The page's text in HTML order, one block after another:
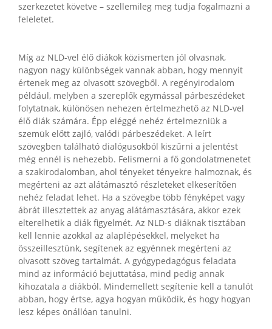
szerkezetet követve – szellemileg meg tudja fogalmazni a
feleletet.
Míg az NLD-vel élő diákok közismerten jól olvasnak,
nagyon nagy különbségek vannak abban, hogy mennyit
értenek meg az olvasott szövegből. A regényirodalom
például, melyben a szereplők egymással párbeszédeket
folytatnak, különösen nehezen értelmezhető az NLD-vel
élő diák számára. Épp eléggé nehéz értelmezniük a
szemük előtt zajló, valódi párbeszédeket. A leírt
szövegben található dialógusokból kiszűrni a jelentést
még ennél is nehezebb. Felismerni a fő gondolatmenetet
a szakirodalomban, ahol tényeket tényekre halmoznak, és
megérteni az azt alátámasztó részleteket elkeserítően
nehéz feladat lehet. Ha a szövegbe több fényképet vagy
ábrát illesztettek az anyag alátámasztására, akkor ezek
elterelhetik a diák figyelmét. Az NLD-s diáknak tisztában
kell lennie azokkal az alaplépésekkel, melyeket ha
összeillesztünk, segítenek az egyénnek megérteni az
olvasott szöveg tartalmát. A gyógypedagógus feladata
mind az információ bejuttatása, mind pedig annak
kihozatala a diákból. Mindemellett segítenie kell a tanulót
abban, hogy értse, agya hogyan működik, és hogy hogyan
lesz képes önállóan tanulni.